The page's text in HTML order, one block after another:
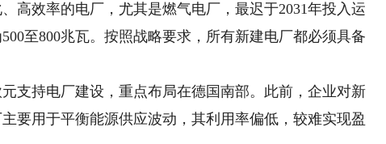
高效率的电厂，尤其是燃气电厂，最迟于2031年投入运
至800兆瓦。按照战略要求，所有新建电厂都必须具备
持电厂建设，重点布局在德国南部。此前，企业对新
要用于平衡能源供应波动，其利用率偏低，较难实现盈